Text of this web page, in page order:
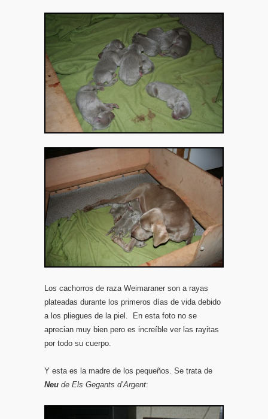
Los cachorros de raza Weimaraner son a rayas
plateadas durante los primeros días de vida debido
a los pliegues de la piel. En esta foto no se
aprecian muy bien pero es increíble ver las rayitas
por todo su cuerpo.
Y esta es la madre de los pequeños. Se trata de
Neu de Els Gegants d’Argent: